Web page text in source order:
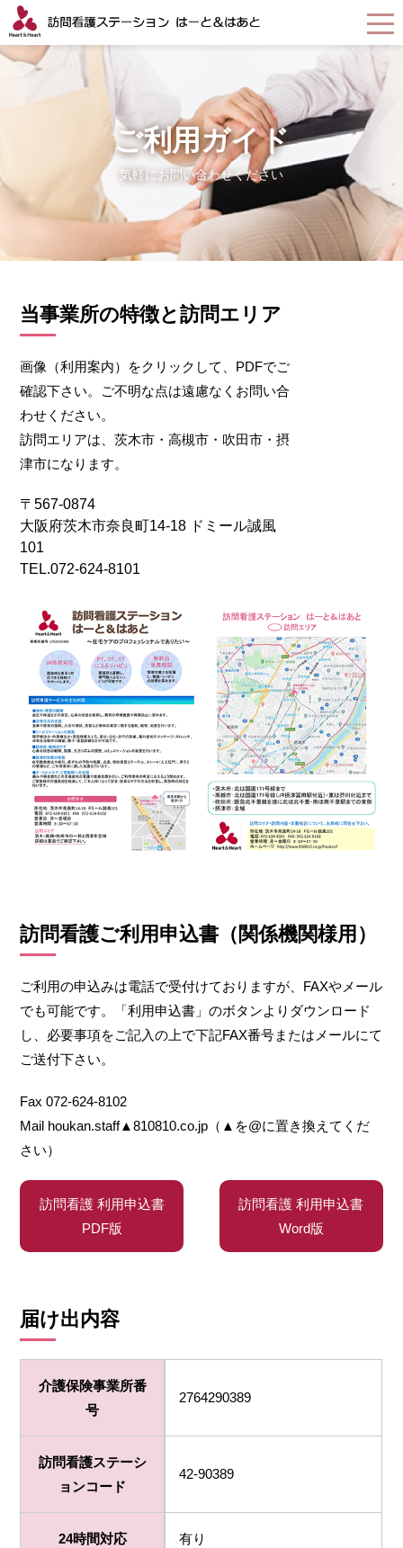
ご利用ガイド
気軽にお問い合わせください
当事業所の特徴と訪問エリア
画像（利用案内）をクリックして、PDFでご
確認下さい。ご不明な点は遠慮なくお問い合
わせください。
訪問エリアは、茨木市・高槻市・吹田市・摂
津市になります。
〒567-0874
大阪府茨木市奈良町14-18 ドミール誠風
101
TEL.072-624-8101
訪問看護ご利用申込書（関係機関様用）
ご利用の申込みは電話で受付けておりますが、FAXやメール
でも可能です。「利用申込書」のボタンよりダウンロード
し、必要事項をご記入の上で下記FAX番号またはメールにて
ご送付下さい。
Fax072-624-8102
Mail houkan.staff▲810810.co.jp（▲を@に置き換えてくだ
さい）
訪問看護 利用申込書
PDF版
訪問看護 利用申込書
Word版
届け出内容
介護保険事業所番
号
2764290389
訪問看護ステーシ
ョンコード
42-90389
24時間対応 有り